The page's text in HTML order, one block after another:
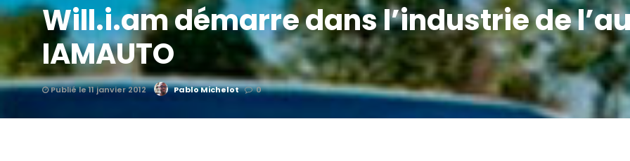
Will.i.am démarre dans l’industrie de
IAMAUTO
Publié le 11 janvier 2012 Pablo Michelot 0